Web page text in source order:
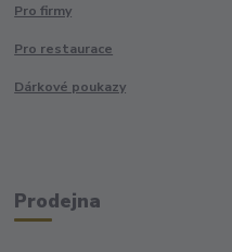
Pro firmy
Pro restaurace
Dárkové poukazy
Prodejna